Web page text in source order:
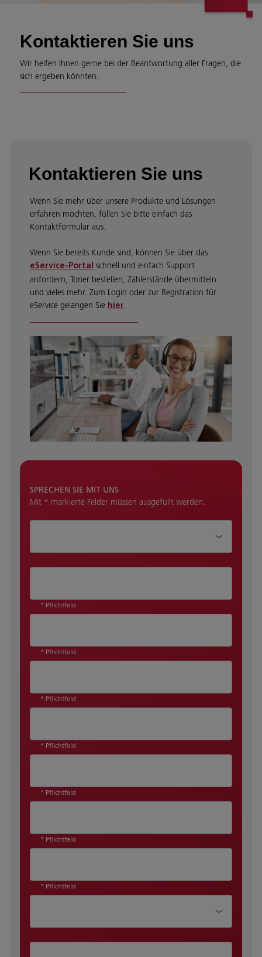
Kontaktieren Sie uns
Wir helfen Ihnen gerne bei der Beantwortung aller Fragen, die
sich ergeben könnten.
Kontaktieren Sie uns
Wenn Sie mehr über unsere Produkte und Lösungen
erfahren möchten, füllen Sie bitte einfach das
Kontaktformular aus.
Wenn Sie bereits Kunde sind, können Sie über das
eService-Portal schnell und einfach Support
anfordern, Toner bestellen, Zählerstände übermitteln
und vieles mehr. Zum Login oder zur Registration für
eService gelangen Sie hier.
SPRECHEN SIE MIT UNS
Mit * markierte Felder müssen ausgefüllt werden.
* Pflichtfeld
* Pflichtfeld
* Pflichtfeld
* Pflichtfeld
* Pflichtfeld
* Pflichtfeld
* Pflichtfeld